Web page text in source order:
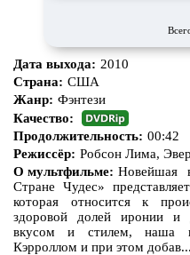
Дата выхода: 2010
Страна: США
Жанр: Фэнтези
Качество:
Продолжительность: 00:42
Режиссёр: Робсон Лима,
О мультфильме: Новейшая
Стране Чудес»
которая относится к
здоровой долей иронии и
вкусом и стилем, наша
Кэрроллом и при этом добав...